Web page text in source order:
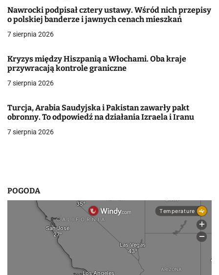
a
c
a
w
i
s
Nawrocki podpisał cztery ustawy. Wśród nich przepisy
o polskiej banderze i jawnych cenach mieszkań
7 sierpnia 2026
Kryzys między Hiszpanią a Włochami. Oba kraje
przywracają kontrole graniczne
7 sierpnia 2026
Turcja, Arabia Saudyjska i Pakistan zawarły pakt
obronny. To odpowiedź na działania Izraela i Iranu
7 sierpnia 2026
POGODA